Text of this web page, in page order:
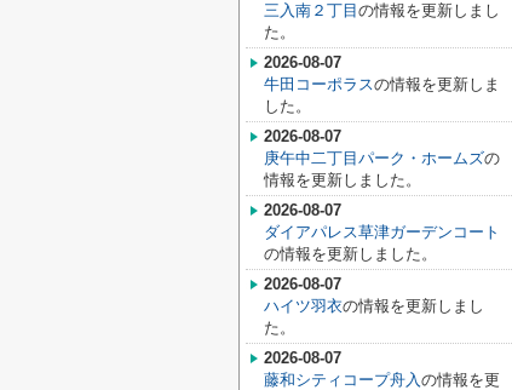
三入南２丁目 の情報を更新しまし
た。
2026-08-07
牛田コーポラスの情報を更新しま
した。
2026-08-07
庚午中二丁目パーク・ホームズの
情報を更新しました。
2026-08-07
ダイアパレス草津ガーデンコート
の情報を更新しました。
2026-08-07
ハイツ羽衣の情報を更新しまし
た。
2026-08-07
藤和シティコープ舟入の情報を更